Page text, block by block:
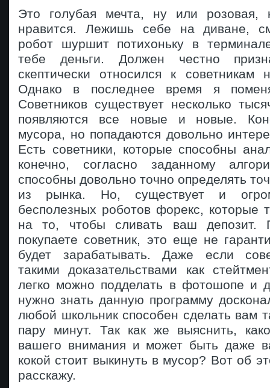
Это голубая мечта, ну или розовая,
нравится. Лежишь себе на диване,
робот шуршит потихоньку в
тебе деньги. Должен честно
скептически относился к
Однако в последнее время я
Советников существует несколько
появляются все новые и новые.
мусора, но попадаются довольно
Есть советники, которые способны
конечно, согласно заданному
способны довольно точно определять
из рынка. Но, существует и
бесполезных роботов форекс, которые
на то, чтобы сливать ваш депозит.
покупаете советник, это еще не
будет зарабатывать. Даже если
такими доказательствами как
легко можно подделать в фотошопе и
нужно знать данную программу
любой школьник способен сделать вам
пару минут. Так как же выяснить,
вашего внимания и может быть даже
кокой стоит выкинуть в мусор? Вот об
расскажу.